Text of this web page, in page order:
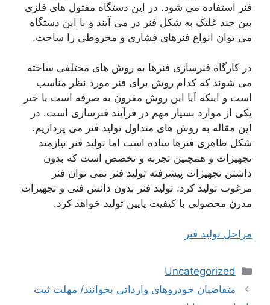
فنر استفاده می شود. در این دستگاه مفتول های فلزی
بین چند غلتک به شکل فنر در می آیند و با این دستگاه
می توان انواع فنرهای فشاری و مخروطی را ساخت.
در کارگاه فنرسازی فنرها به روش های مختلفی ساخته
می شوند که کدام روش برای فنر مورد نظر مناسب
است و اینکه آیا این روش مقرون به صرفه است یا خیر
یکی از موارد بسیار مهم در فرآیند فنرسازی است. در
این مقاله به روش های متداول تولید فنر می پردازیم.
شکل ظاهری فنرها ساده است اما تولید فنر نیازمند
تجهیزات و همچنین تجربه و تخصص است که بدون
داشتن تجهیزات پیشرفته تولید فنر نمی توان فنر
مرغوب تولید کرد. تولید فنر بدون دانش فنی و تجهیزات
مدرن محصولی با کیفیت پایین تولید خواهد کرد.
مراحل تولید فنر
دسته‌ها
Uncategorized
ناوبری
نوشته‌ها
متقاضیان خودروهای وارداتی بخوانند/ مهلت ثبت